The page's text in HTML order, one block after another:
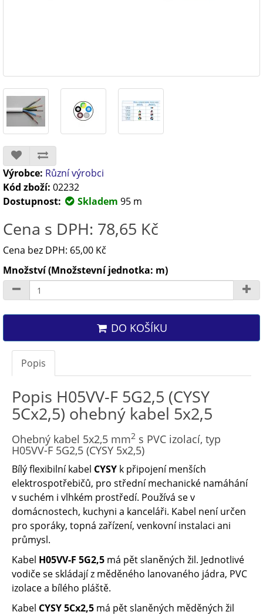
Výrobce: Různí výrobci
Kód zboží: 02232
Dostupnost:
Skladem 95 m
Cena s DPH: 78,65 Kč
Cena bez DPH: 65,00 Kč
Množství (Množstevní jednotka: m)
DO KOŠÍKU
Popis
Popis H05VV-F 5G2,5 (CYSY
5Cx2,5) ohebný kabel 5x2,5
Ohebný kabel 5x2,5 mm2 s PVC izolací, typ
H05VV-F 5G2,5 (CYSY 5x2,5)
Bílý flexibilní kabel CYSY k připojení menších
elektrospotřebičů, pro střední mechanické namáhání
v suchém i vlhkém prostředí. Používá se v
domácnostech, kuchyni a kanceláři. Kabel není určen
pro sporáky, topná zařízení, venkovní instalaci ani
průmysl.
Kabel H05VV-F 5G2,5 má pět slaněných žil. Jednotlivé
vodiče se skládají z měděného lanovaného jádra, PVC
izolace a bílého pláště.
Kabel CYSY 5Cx2,5 má pět slaněných měděných žil